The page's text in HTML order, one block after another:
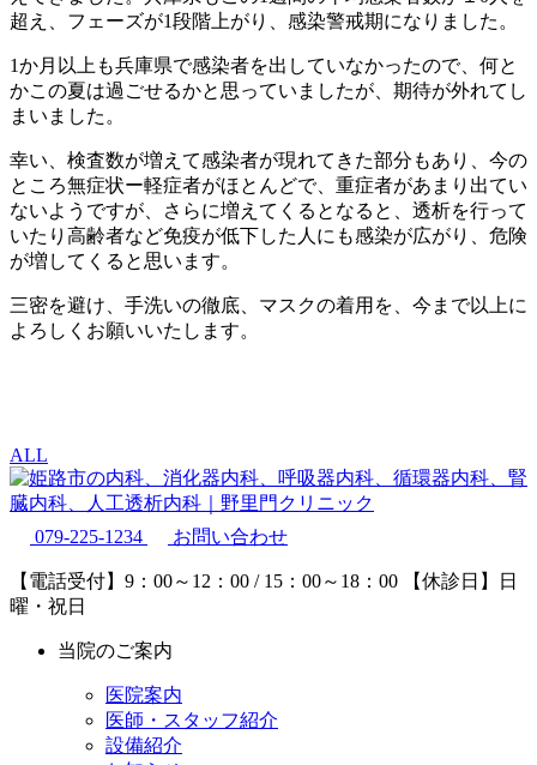
超え、フェーズが1段階上がり、感染警戒期になりました。
1か月以上も兵庫県で感染者を出していなかったので、何と
かこの夏は過ごせるかと思っていましたが、期待が外れてし
まいました。
幸い、検査数が増えて感染者が現れてきた部分もあり、今の
ところ無症状ー軽症者がほとんどで、重症者があまり出てい
ないようですが、さらに増えてくるとなると、透析を行って
いたり高齢者など免疫が低下した人にも感染が広がり、危険
が増してくると思います。
三密を避け、手洗いの徹底、マスクの着用を、今まで以上に
よろしくお願いいたします。
ALL
079-225-1234 お問い合わせ
【電話受付】9：00～12：00 / 15：00～18：00
【休診日】日
曜・祝日
当院のご案内
医院案内
医師・スタッフ紹介
設備紹介